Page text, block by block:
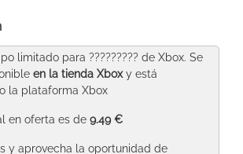
limitado para ????????? de Xbox. Se
en la tienda Xboxy está
la plataforma Xbox
en oferta es de 9.49 €
y aprovecha la oportunidad de